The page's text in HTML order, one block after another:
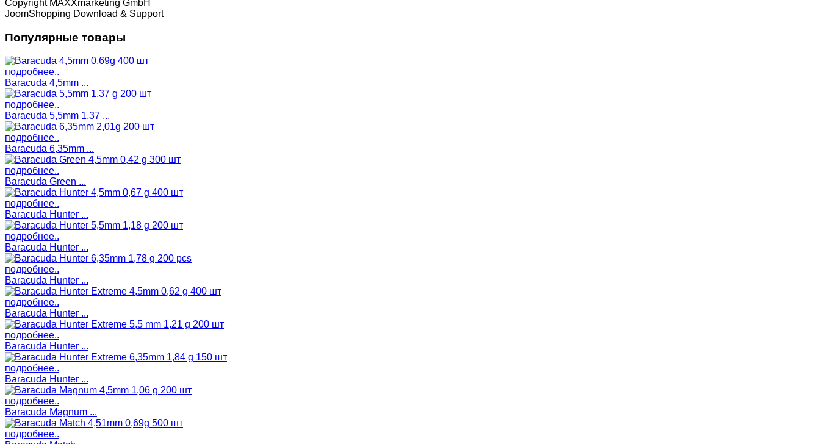
Copyright MAXXmarketing GmbH
JoomShopping Download & Support
Популярные товары
подробнее..
Baracuda 4,5mm ...
подробнее..
Baracuda 5,5mm 1,37 ...
подробнее..
Baracuda 6,35mm ...
подробнее..
Baracuda Green ...
подробнее..
Baracuda Hunter ...
подробнее..
Baracuda Hunter ...
подробнее..
Baracuda Hunter ...
подробнее..
Baracuda Hunter ...
подробнее..
Baracuda Hunter ...
подробнее..
Baracuda Hunter ...
подробнее..
Baracuda Magnum ...
подробнее..